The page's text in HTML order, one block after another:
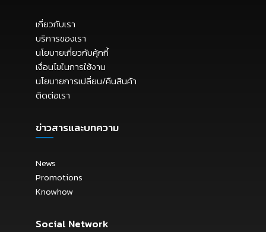
เกี่ยวกับเรา
บริการของเรา
นโยบายเกี่ยวกับคุ้กกี้
เงื่อนไขในการใช้งาน
นโยบายการเปลี่ยน/คืนสินค้า
ติดต่อเรา
ข่าวสารและบทความ
News
Promotions
Knowhow
Social Network